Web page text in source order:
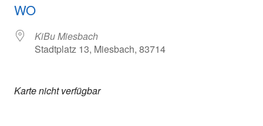
WO
KiBu Miesbach
Stadtplatz 13, Miesbach, 83714
Karte nicht verfügbar